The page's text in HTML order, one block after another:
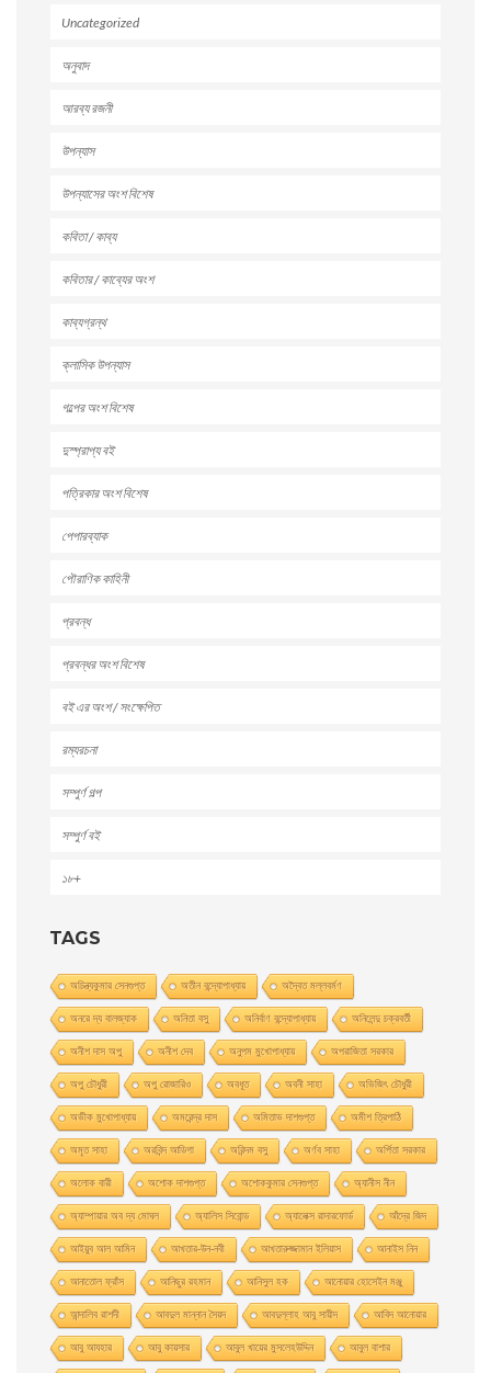
Uncategorized
অনুবাদ
আরব্য রজনী
উপন্যাস
উপন্যাসের অংশ বিশেষ
কবিতা / কাব্য
কবিতার / কাব্যের অংশ
কাব্যগ্রন্থ
ক্লাসিক উপন্যাস
গল্পের অংশ বিশেষ
দুস্প্রাপ্য বই
পত্রিকার অংশ বিশেষ
পেপারব্যাক
পৌরাণিক কাহিনী
প্রবন্ধ
প্রবন্ধর অংশ বিশেষ
বই এর অংশ / সংক্ষেপিত
রম্যরচনা
সম্পুর্ণ গল্প
সম্পুর্ণ বই
১৮+
TAGS
অচিন্ত্যকুমার সেনগুপ্ত অতীন বন্দ্যোপাধ্যায় অদ্বৈত মল্লবর্মণ
অনরে দ্য বালজ্যাক অনিতা বসু অনির্বাণ বন্দ্যোপাধ্যায় অনিলেন্দু চক্রবর্তী
অনীশ দাস অপু অনীশ দেব অনুপম মুখোপাধ্যায় অপরাজিতা সরকার
অপু চৌধুরী অপু রােজারিও অবধূত অবনী সাহা অভিজিৎ চৌধুরী
অভীক মুখোপাধ্যায় অমরেন্দ্র দাস অমিতাভ দাশগুপ্ত অমীশ ত্রিপাঠি
অমৃত সাহা অরবিন্দ আডিগা অরিন্দম বসু অর্ণব সাহা অর্পিতা সরকার
অলোক বারী অশােক দাশগুপ্ত অশোককুমার সেনগুপ্ত অ্যানীস নীন
অ্যাম্পায়ার অব দ্য মােঘল অ্যালিস সিবােন্ড অ্যালেক্স রাদারফোর্ড আঁদ্রে জিদ
আইয়ুব আল আমিন আখতার-উন-নবী আখতারুজ্জামান ইলিয়াস আনাইস নিন
আনাতােল ফ্রাঁস আনিছুর রহমান আনিসুল হক আনোয়ার হোসেইন মঞ্জু
আন্দালিব রাশদী আবদুল মান্নান সৈয়দ আবদুল্লাহ আবু সায়ীদ আবিদ আনোয়ার
আবু আযহার আবু কায়সার আবুল খায়ের মুসলেহউদ্দিন আবুল বাশার